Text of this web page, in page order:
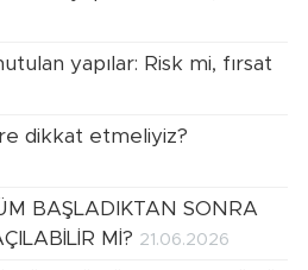
yapılar: Risk mi, fırsat
dikkat etmeliyiz?
BAŞLADIKTAN SONRA
Mİ? 21.06.2026